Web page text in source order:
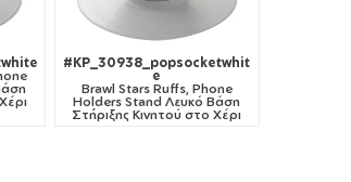
#KP_30938_popsocketwhit
e
Brawl Stars Ruffs, Phone
Holders Stand Λευκό Βάση
Στήριξης Κινητού στο Χέρι